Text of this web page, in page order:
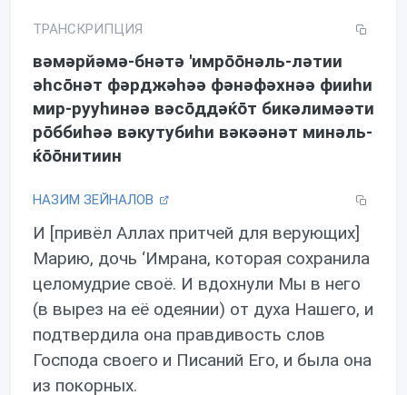
ТРАНСКРИПЦИЯ
вəмəрйəмə-бнəтə 'имрōōнəль-лəтии
əhсōнəт фəрджəhəə фəнəфəхнəə фииhи
мир-рууhинəə вəсōддəќōт бикəлимəəти
рōббиhəə вəкутубиhи вəкəəнəт минəль-
ќōōнитиин
НАЗИМ ЗЕЙНАЛОВ
И [привёл Аллах притчей для верующих]
Марию, дочь ‘Имрана, которая сохранила
целомудрие своё. И вдохнули Мы в него
(в вырез на её одеянии) от духа Нашего, и
подтвердила она правдивость слов
Господа своего и Писаний Его, и была она
из покорных.